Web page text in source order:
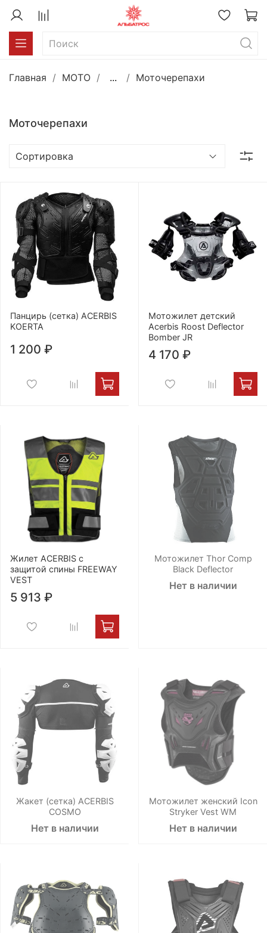
Главная MOTO ... Моточерепахи
Моточерепахи
Панцирь (сетка) ACERBIS
KOERTA
1 200 ₽
Мотожилет детский
Acerbis Roost Deflector
Bomber JR
4 170 ₽
Жилет ACERBIS с
защитой спины FREEWAY
VEST
5 913 ₽
Мотожилет Thor Comp
Black Deflector
Нет в наличии
Жакет (сетка) ACERBIS
COSMO
Нет в наличии
Мотожилет женский Icon
Stryker Vest WM
Нет в наличии